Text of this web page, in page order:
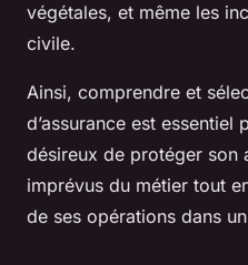
végétales, et même les
civile.
Ainsi, comprendre et
d’assurance est
désireux de protéger son
imprévus du métier tout
de ses opérations dans